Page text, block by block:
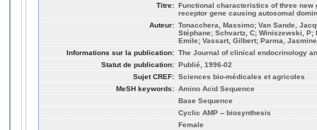
Titre: Functional characteristics of three new
receptor gene causing autosomal
Auteur: Tonacchera, Massimo; Van Sande,
Stéphane; Schvartz, C; Winiszewski, P;
Emile; Vassart, Gilbert; Parma, Jasmine
Informations sur la publication: The Journal of clinical endocrinology
Statut de publication: Publié, 1996-02
Sujet CREF: Sciences bio-médicales et agricoles
MeSH keywords: Amino Acid Sequence
Base Sequence
Cyclic AMP -- biosynthesis
Female